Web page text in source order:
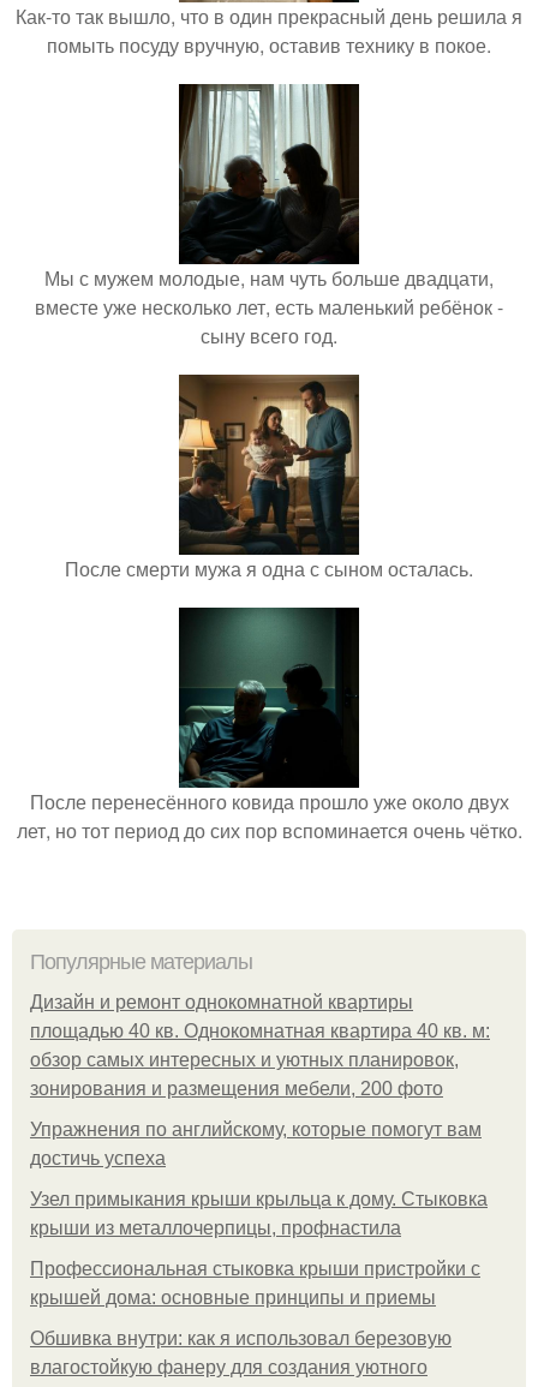
Как-то так вышло, что в один прекрасный день решила я
помыть посуду вручную, оставив технику в покое.
Мы с мужем молодые, нам чуть больше двадцати,
вместе уже несколько лет, есть маленький ребёнок -
сыну всего год.
После смерти мужа я одна с сыном осталась.
После перенесённого ковида прошло уже около двух
лет, но тот период до сих пор вспоминается очень чётко.
Популярные материалы
Дизайн и ремонт однокомнатной квартиры
площадью 40 кв. Однокомнатная квартира 40 кв. м:
обзор самых интересных и уютных планировок,
зонирования и размещения мебели, 200 фото
Упражнения по английскому, которые помогут вам
достичь успеха
Узел примыкания крыши крыльца к дому. Стыковка
крыши из металлочерпицы, профнастила
Профессиональная стыковка крыши пристройки с
крышей дома: основные принципы и приемы
Обшивка внутри: как я использовал березовую
влагостойкую фанеру для создания уютного